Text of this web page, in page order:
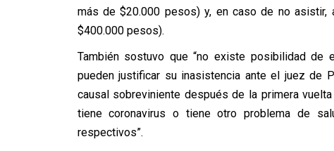
más de $20.000 pesos) y, en caso de no
$400.000 pesos).
También sostuvo que “no existe posibilidad
pueden justificar su inasistencia ante el juez de
causal sobreviniente después de la primera
tiene coronavirus o tiene otro problema de
respectivos”.